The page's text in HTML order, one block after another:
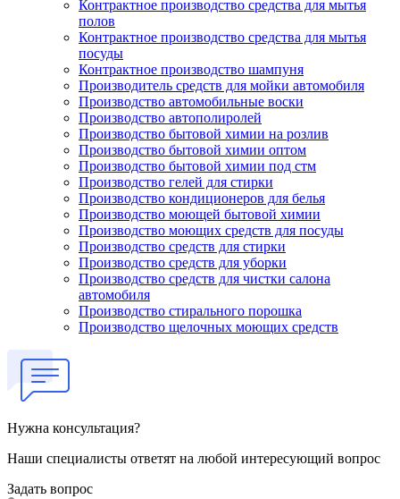
Контрактное производство средства для мытья
полов
Контрактное производство средства для мытья
посуды
Контрактное производство шампуня
Производитель средств для мойки автомобиля
Производство автомобильные воски
Производство автополиролей
Производство бытовой химии на розлив
Производство бытовой химии оптом
Производство бытовой химии под стм
Производство гелей для стирки
Производство кондиционеров для белья
Производство моющей бытовой химии
Производство моющих средств для посуды
Производство средств для стирки
Производство средств для уборки
Производство средств для чистки салона
автомобиля
Производство стирального порошка
Производство щелочных моющих средств
Нужна консультация?
Наши специалисты ответят на любой интересующий вопрос
Задать вопрос